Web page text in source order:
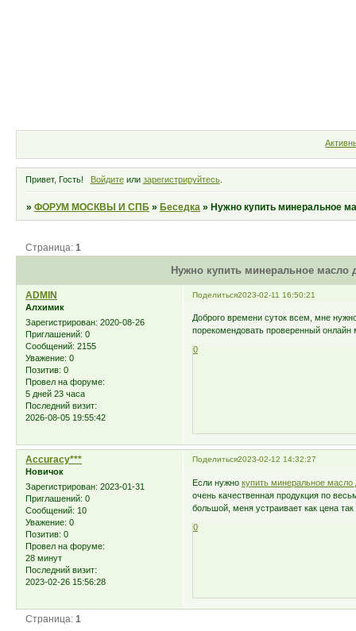
Привет, Гость! Войдитеили зарегистрируйтесь.
»ФОРУМ МОСКВЫ И СПБ »Беседка »Нужно купить минеральное
Нужно купить минеральное масло
Страница:1
Поделиться2023-02-11 16:50:21
ADMIN
Алхимик
Зарегистрирован: 2020-08-26
Приглашений: 0
Сообщений: 2155
Уважение: 0
Позитив: 0
Провел на форуме:
5 дней 23 часа
Последний визит:
2026-08-05 19:55:42
Доброго времени суток всем, мне
порекомендовать проверенный онлайн
0
Поделиться2023-02-12 14:32:27
Accuracy***
Новичок
Зарегистрирован: 2023-01-31
Приглашений: 0
Сообщений: 10
Уважение: 0
Позитив: 0
Провел на форуме:
28 минут
Последний визит:
2023-02-26 15:56:28
Если нужнокупить минеральное масло
очень качественная продукция по
большой, меня устраивает как цена
0
Страница:1